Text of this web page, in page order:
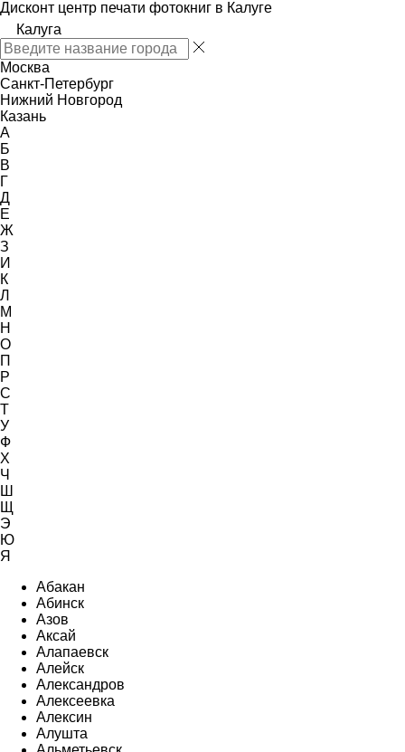
Дисконт центр печати фотокниг в Калуге
Калуга
Москва
Санкт-Петербург
Нижний Новгород
Казань
А
Б
В
Г
Д
Е
Ж
З
И
К
Л
М
Н
О
П
Р
С
Т
У
Ф
Х
Ч
Ш
Щ
Э
Ю
Я
Абакан
Абинск
Азов
Аксай
Алапаевск
Алейск
Александров
Алексеевка
Алексин
Алушта